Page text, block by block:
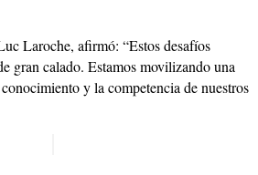
Laroche, afirmó: “Estos desafíos
gran calado. Estamos movilizando una
y la competencia de nuestros